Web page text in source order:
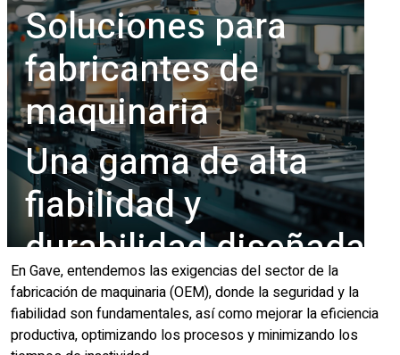
Soluciones para
fabricantes de
maquinaria
Una gama de alta
fiabilidad y
durabilidad diseñada
para entornos
industriales
En Gave, entendemos las exigencias del sector de la
fabricación de maquinaria (OEM), donde la seguridad y la
fiabilidad son fundamentales, así como mejorar la eficiencia
productiva, optimizando los procesos y minimizando los